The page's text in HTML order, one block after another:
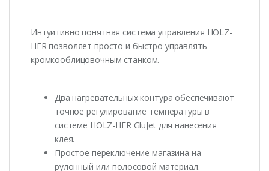
Интуитивно понятная система управления HOLZ-
HER позволяет просто и быстро управлять
кромкооблицовочным станком.
Два нагревательных контура обеспечивают
точное регулирование температуры в
системе HOLZ-HER GluJet для нанесения
клея.
Простое переключение магазина на
рулонный или полосовой материал.